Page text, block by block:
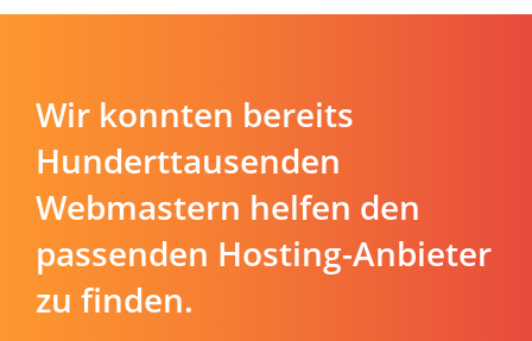
Wir konnten bereits
Hunderttausenden
Webmastern helfen den
passenden Hosting-Anbieter
zu finden.